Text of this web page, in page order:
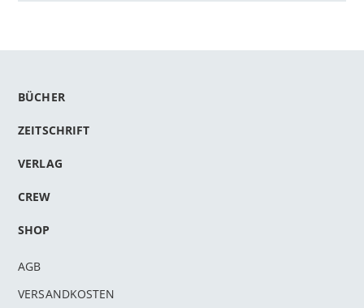
BÜCHER
ZEITSCHRIFT
VERLAG
CREW
SHOP
AGB
VERSANDKOSTEN